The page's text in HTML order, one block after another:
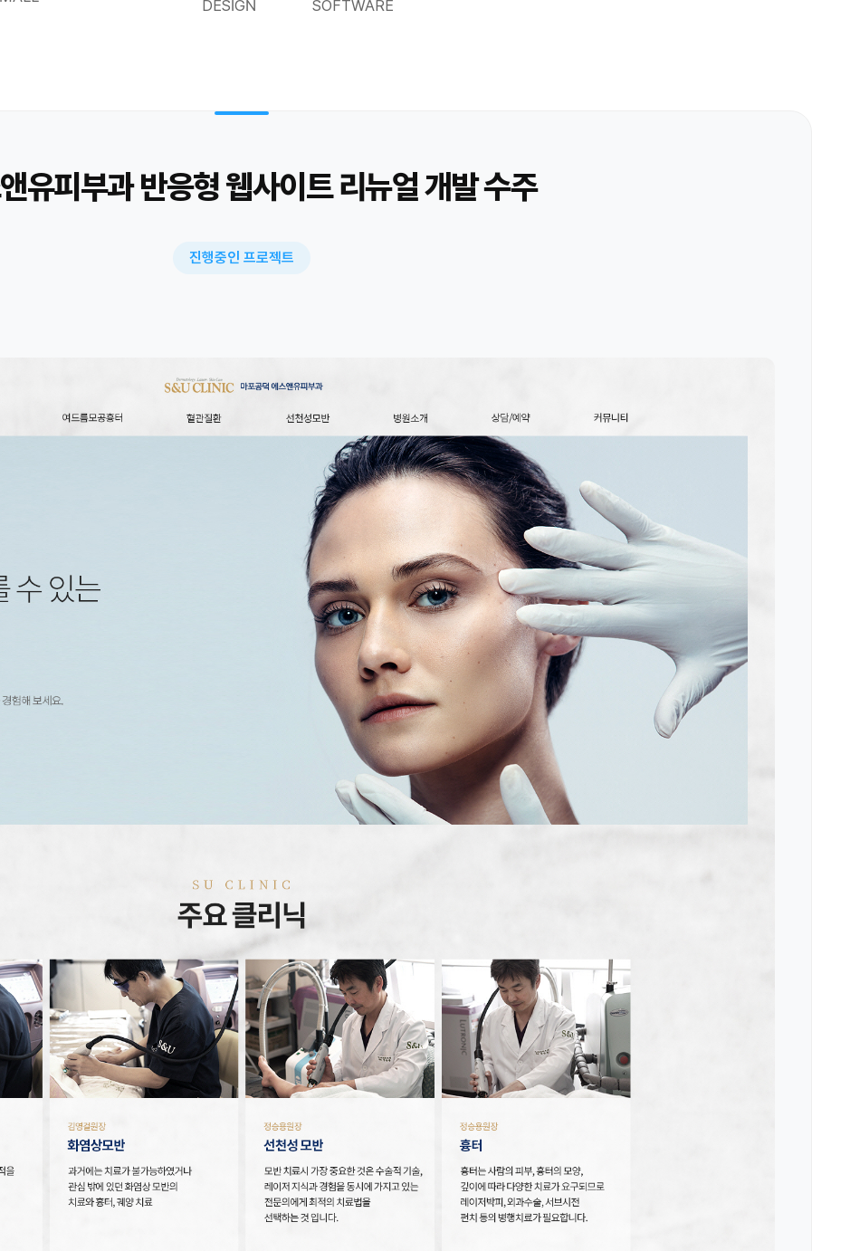
DESIGN SOFTWARE
유피부과 반응형 웹사이트 리뉴얼 개발 수주
진행중인 프로젝트